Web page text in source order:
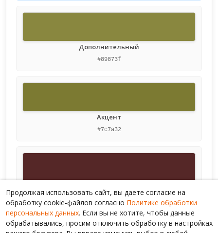
Дополнительный
#89873f
Акцент
#7c7a32
#552727
Продолжая использовать сайт, вы даете согласие на
обработку cookie-файлов согласно Политике обработки
персональных данных. Если вы не хотите, чтобы данные
обрабатывались, просим отключить обработку в настройках